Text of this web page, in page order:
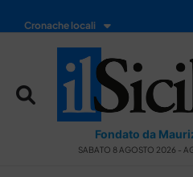
Cronache locali
Fondato da
SABATO 8 AGOSTO 2026 -